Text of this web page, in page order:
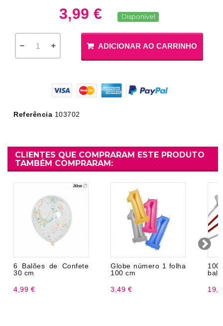
3,99 € Disponível
ADICIONAR AO CARRINHO
Referência 103702
CLIENTES QUE COMPRARAM ESTE PRODUTO
TAMBÉM COMPRARAM:
6 Balões de Confete
30 cm
4,99 €
Globe número 1 folha
100 cm
3,49 €